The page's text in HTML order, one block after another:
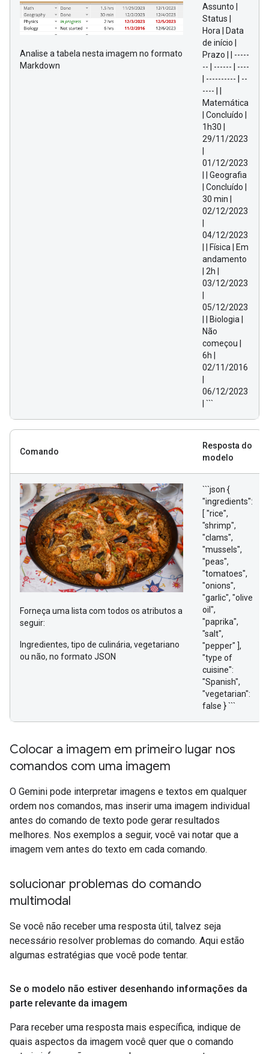
Analise a tabela nesta imagem no formato
Markdown
Assunto |
Status |
Hora | Data
de início |
Prazo | | -----
-- | ------ | ----
| ---------- | --
---- | |
Matemática
| Concluído |
1h30 |
29/11/2023
01/12/2023
| | Geografia
| Concluído |
30 min |
02/12/2023
04/12/2023
| | Física | Em
andamento
| 2h |
03/12/2023
05/12/2023
| | Biologia |
Não
começou |
6h |
02/11/2016
06/12/2023
| ```
Comando
Resposta do
modelo
Forneça uma lista com todos os atributos a
seguir:
Ingredientes, tipo de culinária, vegetariano
ou não, no formato JSON
```json {
"ingredients":
[ "rice",
"shrimp",
"clams",
"mussels",
"peas",
"tomatoes",
"onions",
"garlic", "olive
oil",
"paprika",
"salt",
"pepper" ],
"type of
cuisine":
"Spanish",
"vegetarian":
false } ```
Colocar a imagem em primeiro lugar nos
comandos com uma imagem
O Gemini pode interpretar imagens e textos em qualquer
ordem nos comandos, mas inserir uma imagem individual
antes do comando de texto pode gerar resultados
melhores. Nos exemplos a seguir, você vai notar que a
imagem vem antes do texto em cada comando.
solucionar problemas do comando
multimodal
Se você não receber uma resposta útil, talvez seja
necessário resolver problemas do comando. Aqui estão
algumas estratégias que você pode tentar.
Se o modelo não estiver desenhando informações da
parte relevante da imagem
Para receber uma resposta mais específica, indique de
quais aspectos da imagem você quer que o comando